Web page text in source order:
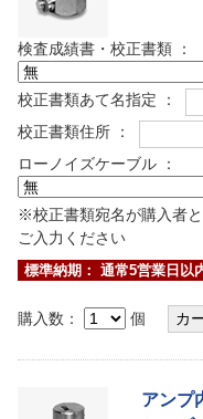
検査成績書・校正書類 ：
校正書類あて名指定 ：
校正書類住所 ：
ローノイズケーブル ：
※校正書類宛名が購入者
ご入力ください
標準納期： 通常5営業日以
購入数： 個
アンプ